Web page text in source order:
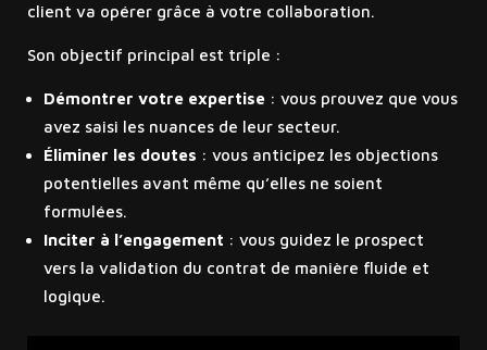
client va opérer grâce à votre collaboration.
Son objectif principal est triple :
Démontrer votre expertise: vous prouvez que vous
avez saisi les nuances de leur secteur.
Éliminer les doutes : vous anticipez les objections
potentielles avant même qu’elles ne soient
formulées.
Inciter à l’engagement : vous guidez le prospect
vers la validation du contrat de manière fluide et
logique.